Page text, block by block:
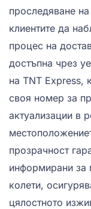
проследяване
клиентите да
процес на
достъпна чрез
на TNT Express,
своя номер за
актуализации в
прозрачност
информирани за
колети,
цялостното